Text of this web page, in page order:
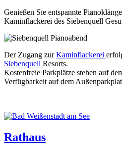
Genießen Sie entspannte
Kaminflackerei des Siebenquell
Der Zugang zurKamin­fla­cke­rei
Sie­ben­quell Resorts.
Kos­ten­freie Park­plät­ze ste­hen auf
Ver­füg­bar­keit auf dem
Rathaus